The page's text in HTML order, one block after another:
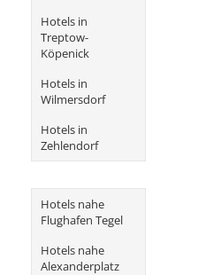
Hotels in
Treptow-
Köpenick
Hotels in
Wilmersdorf
Hotels in
Zehlendorf
Hotels nahe
Flughafen Tegel
Hotels nahe
Alexanderplatz